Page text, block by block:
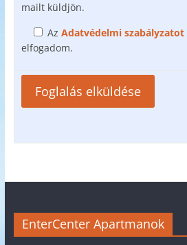
mailt küldjön.
Az Adatvédelmi szabályzatot
elfogadom.
EnterCenter Apartmanok